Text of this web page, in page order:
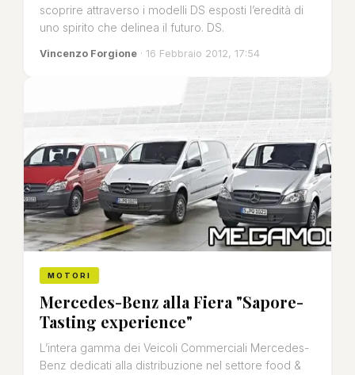
scoprire attraverso i modelli DS esposti l’eredità di
uno spirito che delinea il futuro. DS.
Vincenzo Forgione · 16 Febbraio 2012, 17:54
MOTORI
Mercedes-Benz alla Fiera "Sapore-
Tasting experience"
L’intera gamma dei Veicoli Commerciali Mercedes-
Benz dedicati alla distribuzione nel settore food &